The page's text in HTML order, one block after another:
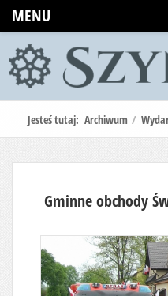
MENU
Jesteś tutaj: Archiwum /
Gminne obchody